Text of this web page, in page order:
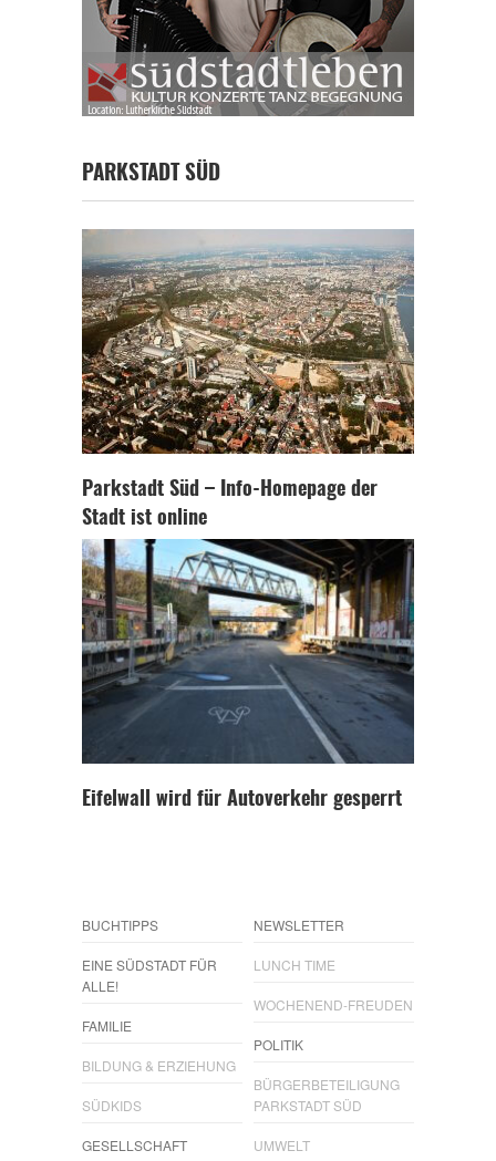
PARKSTADT SÜD
Parkstadt Süd – Info-Homepage der
Stadt ist online
Eifelwall wird für Autoverkehr gesperrt
BUCHTIPPS
EINE SÜDSTADT FÜR
ALLE!
FAMILIE
BILDUNG & ERZIEHUNG
SÜDKIDS
GESELLSCHAFT
NEWSLETTER
LUNCH TIME
WOCHENEND-FREUDEN
POLITIK
BÜRGERBETEILIGUNG
PARKSTADT SÜD
UMWELT